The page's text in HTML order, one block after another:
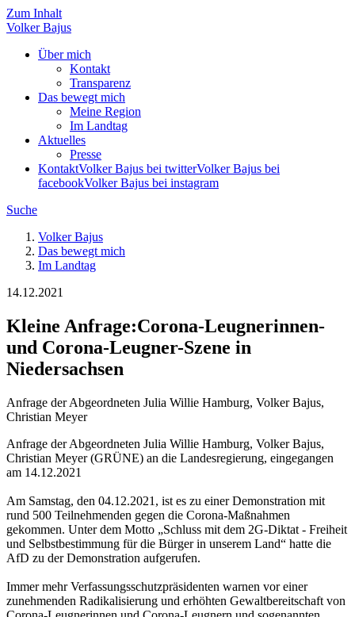
Zum Inhalt
VolkerBajus
Über mich
Kontakt
Transparenz
Das bewegt mich
Meine Region
Im Landtag
Aktuelles
Presse
KontaktVolker Bajus bei twitterVolker Bajus bei
facebookVolker Bajus bei instagram
Suche
Volker Bajus
Das bewegt mich
Im Landtag
14.12.2021
Kleine Anfrage:Corona-Leugnerinnen-
und Corona-Leugner-Szene in
Niedersachsen
Anfrage der Abgeordneten Julia Willie Hamburg, Volker Bajus,
Christian Meyer
Anfrage der Abgeordneten Julia Willie Hamburg, Volker Bajus,
Christian Meyer (GRÜNE) an die Landesregierung, eingegangen
am 14.12.2021
Am Samstag, den 04.12.2021, ist es zu einer Demonstration mit
rund 500 Teilnehmenden gegen die Corona-Maßnahmen
gekommen. Unter dem Motto „Schluss mit dem 2G-Diktat - Freiheit
und Selbstbestimmung für die Bürger in unserem Land“ hatte die
AfD zu der Demonstration aufgerufen.
Immer mehr Verfassungsschutzpräsidenten warnen vor einer
zunehmenden Radikalisierung und erhöhten Gewaltbereitschaft von